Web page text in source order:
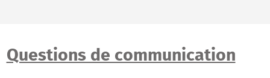
Questions de communication